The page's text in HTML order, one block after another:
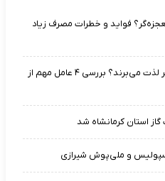
فواید و خطرات مصرف زیاد
چرا برخی زنان از رابطه جنسی کمتر لذت می‌برند؟ بررسی ۴ عامل مهم از
استان کرمانشاه شد
و ملی‌پوش شیرازی